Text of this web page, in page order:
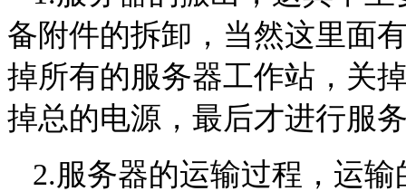
备附件的拆卸，当然这里面
掉所有的服务器工作站，关
掉总的电源，最后才进行服
2.服务器的运输过程，运